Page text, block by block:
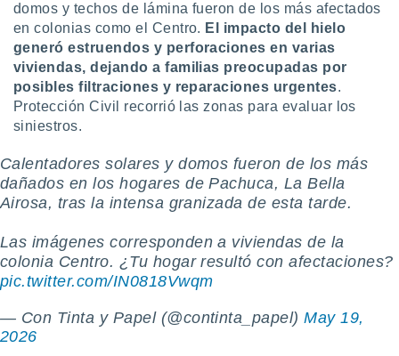
únicos
similares
como
sitio
de
posible
traten tus
interés
a lo que
domos y techos de lámina fueron de los más afectados
en colonias como el Centro. El impacto del hielo
generó estruendos y perforaciones en varias
viviendas, dejando a familias preocupadas por
posibles filtraciones y reparaciones urgentes.
Protección Civil recorrió las zonas para evaluar los
siniestros.
Calentadores solares y domos fueron de los más
dañados en los hogares de Pachuca, La Bella
Airosa, tras la intensa granizada de esta tarde.
Las imágenes corresponden a viviendas de la
colonia Centro. ¿Tu hogar resultó con afectaciones?
pic.twitter.com/IN0818Vwqm
— Con Tinta y Papel (@continta_papel)May 19,
2026